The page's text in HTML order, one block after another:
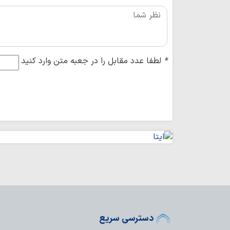
* لطفا عدد مقابل را در جعبه متن وارد کنید
دسترسی سریع